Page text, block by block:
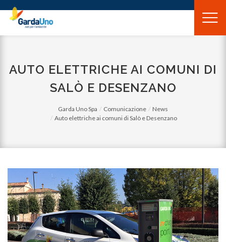
Gardauno
Spa
AUTO ELETTRICHE AI COMUNI DI
SALÒ E DESENZANO
Garda Uno Spa Comunicazione
News
Auto elettriche ai comuni di Salò e Desenzano